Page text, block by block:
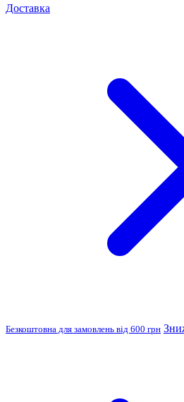
Доставка
Безкоштовна для замовлень від 600 грн